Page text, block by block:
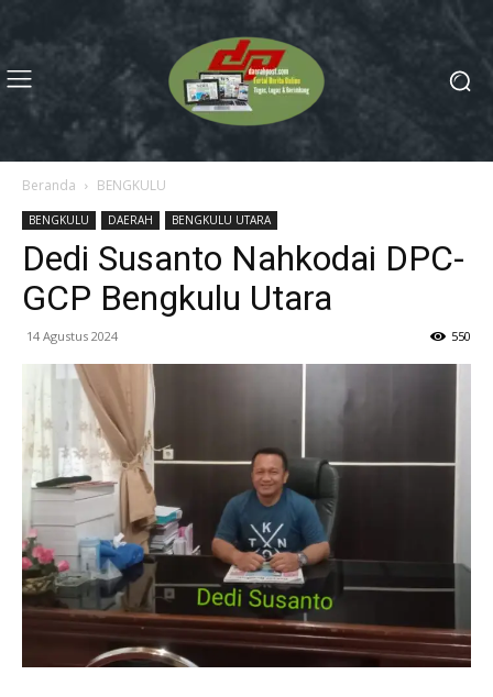
Beranda BENGKULU
BENGKULU DAERAH BENGKULU UTARA
Dedi Susanto Nahkodai DPC-
GCP Bengkulu Utara
14 Agustus 2024 550